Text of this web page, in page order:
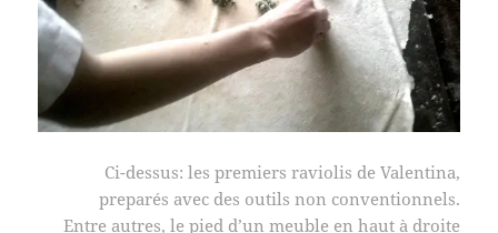
Ci-dessus: les premiers raviolis de Valentina,
preparés avec des outils non conventionnels.
Entre autres, le pied d’un meuble en haut à droite